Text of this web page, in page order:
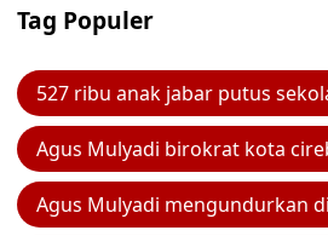
Tag Populer
527 ribu anak jabar putus
Agus Mulyadi birokrat kota
Agus Mulyadi mengundurkan